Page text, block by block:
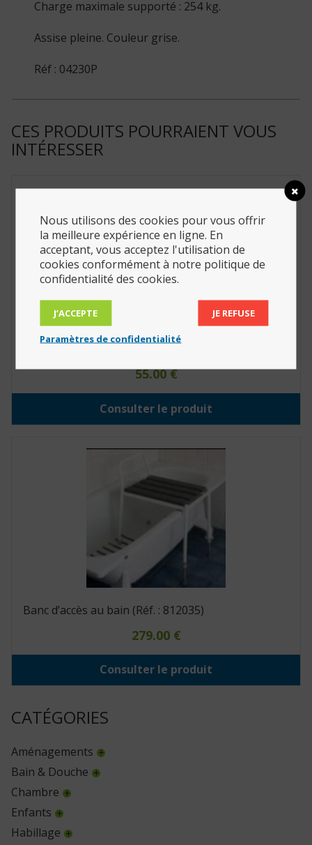
CATÉGORIES
Aménagements
Bain & Douche
Chambre
Enfants
Habillage
Charge maximale supporté : 254 kg.
Assise pleine. Couleur grise.
Réf : 04230P
CES PRODUITS POURRAIENT VOUS
INTÉRESSER
Planche de bain Fresh 74 cm (Réf. : 812084)
55.00€
Consulter le produit
Banc d’accès au bain (Réf. : 812035)
279.00 €
Consulter le produit
Nous utilisons des cookies pour vous offrir
la meilleure expérience en ligne. En
acceptant, vous acceptez l'utilisation de
cookies conformément à notre politique de
confidentialité des cookies.
J’ACCEPTE JE REFUSE
Paramètres de confidentialité